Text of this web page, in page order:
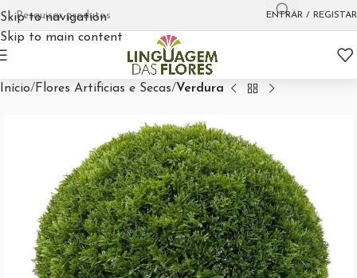
Skip to navigation
Skip to main content
ENTRAR / REGISTAR
Início Flores Artificias e Secas Verdura